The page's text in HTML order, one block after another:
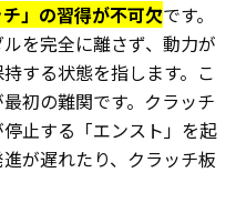
」の習得が不可欠です。
を完全に離さず、動力が
する状態を指します。こ
初の難関です。クラッチ
止する「エンスト」を起
が遅れたり、クラッチ板